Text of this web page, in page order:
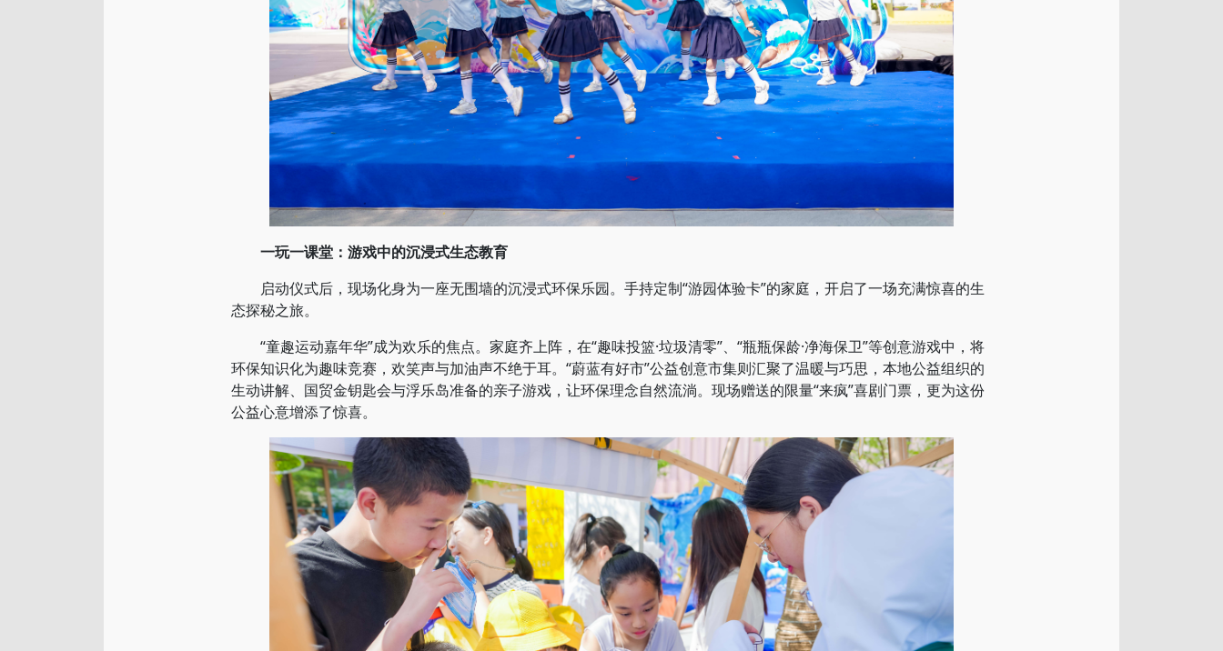
一玩一课堂：游戏中的沉浸式生态教育
启动仪式后，现场化身为一座无围墙的沉浸式环保乐园。手持定制“游园体验卡”的家庭，开启了一场充满惊喜的生
态探秘之旅。
“童趣运动嘉年华”成为欢乐的焦点。家庭齐上阵，在“趣味投篮·垃圾清零”、“瓶瓶保龄·净海保卫”等创意游戏中，将
环保知识化为趣味竞赛，欢笑声与加油声不绝于耳。“蔚蓝有好市”公益创意市集则汇聚了温暖与巧思，本地公益组织的
生动讲解、国贸金钥匙会与浮乐岛准备的亲子游戏，让环保理念自然流淌。现场赠送的限量“来疯”喜剧门票，更为这份
公益心意增添了惊喜。